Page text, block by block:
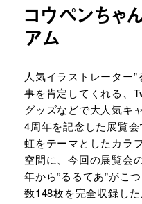
コウペンちゃ
アムURLをコピーする
人気イラストレーター
事を肯定してくれる、
グッズなどで大人気キ
4周年を記念した展覧会
虹をテーマとしたカラ
空間に、今回の展覧会
年から”るるてあ”がこ
数148枚を完全収録し